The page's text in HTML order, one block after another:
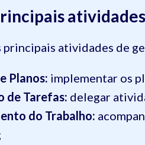
principais atividades de
Planos: implementar os
de Tarefas: delegar
do Trabalho: